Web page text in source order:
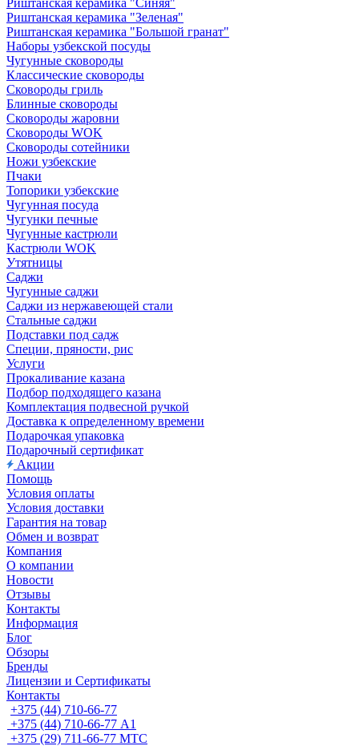
Риштанская керамика "Синяя"
Риштанская керамика "Зеленая"
Риштанская керамика "Большой гранат"
Наборы узбекской посуды
Чугунные сковороды
Классические сковороды
Сковороды гриль
Блинные сковороды
Сковороды жаровни
Сковороды WOK
Сковороды сотейники
Ножи узбекские
Пчаки
Топорики узбекские
Чугунная посуда
Чугунки печные
Чугунные кастрюли
Кастрюли WOK
Утятницы
Саджи
Чугунные саджи
Саджи из нержавеющей стали
Стальные саджи
Подставки под садж
Специи, пряности, рис
Услуги
Прокаливание казана
Подбор подходящего казана
Комплектация подвесной ручкой
Доставка к определенному времени
Подарочкая упаковка
Подарочный сертификат
Акции
Помощь
Условия оплаты
Условия доставки
Гарантия на товар
Обмен и возврат
Компания
О компании
Новости
Отзывы
Контакты
Информация
Блог
Обзоры
Бренды
Лицензии и Сертификаты
Контакты
+375 (44) 710-66-77
+375 (44) 710-66-77 А1
+375 (29) 711-66-77 МТС